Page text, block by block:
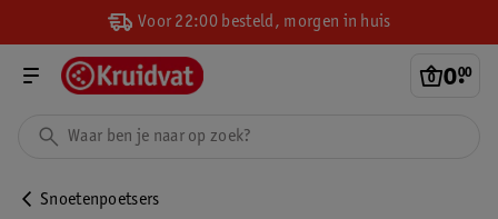
Voor 22:00 besteld, morgen in huis
0.
00
Snoetenpoetsers